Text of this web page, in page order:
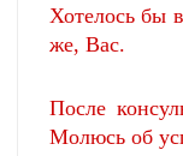
Хотелось бы
же, Вас.
После
Молюсь об